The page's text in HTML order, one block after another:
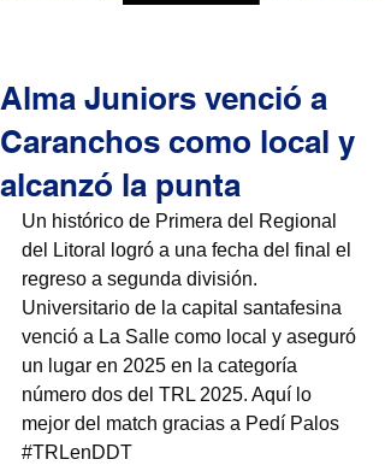
Alma Juniors venció a
Caranchos como local y
alcanzó la punta
Un histórico de Primera del Regional
del Litoral logró a una fecha del final el
regreso a segunda división.
Universitario de la capital santafesina
venció a La Salle como local y aseguró
un lugar en 2025 en la categoría
número dos del TRL 2025. Aquí lo
mejor del match gracias a Pedí Palos
#TRLenDDT